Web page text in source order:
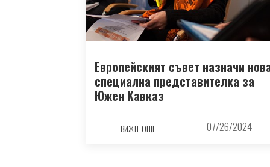
Европейският съвет назначи
специална представителка за
Южен Кавказ
ВИЖТЕ ОЩЕ 07/26/2024